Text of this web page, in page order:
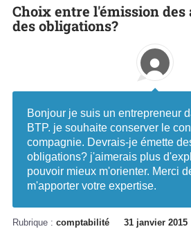
Choix entre l'émission des
des obligations?
Bonjour je suis un entrepreneur
BTP. je souhaite conserver le
compagnie. Devrais-je émette
obligations? j'aimerais plus
pouvoir mieux m'orienter. Merci
m'apporter votre expertise.
Rubrique : comptabilité 31 janvier 2015